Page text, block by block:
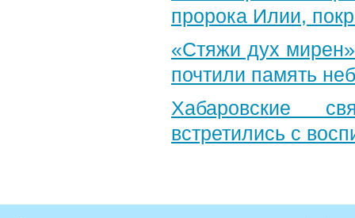
пророка Илии,
«Стяжи дух
почтили память
Хабаровские
встретились с